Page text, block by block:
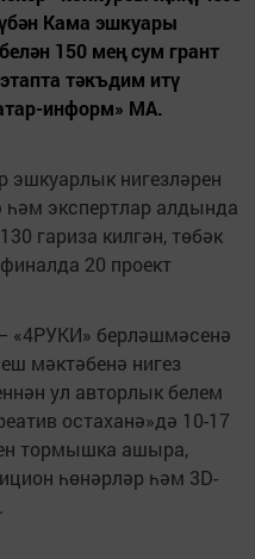
Кама эшкуары
150 мең сум грант
тәкъдим итү
информ» МА.
эшкуарлык нигезләрен
һәм экспертлар алдында
гариза килгән, төбәк
20 проект
«4РУКИ» берләшмәсенә
мәктәбенә нигез
ул авторлык белем
остаханә»дә 10-17
тормышка ашыра,
һөнәрләр һәм 3D-